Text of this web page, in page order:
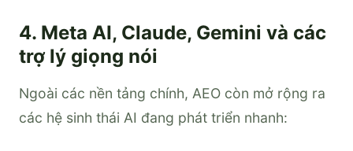
4. Meta AI, Claude, Gemini và các
trợ lý giọng nói
Ngoài các nền tảng chính, AEO còn mở rộng ra
các hệ sinh thái AI đang phát triển nhanh: